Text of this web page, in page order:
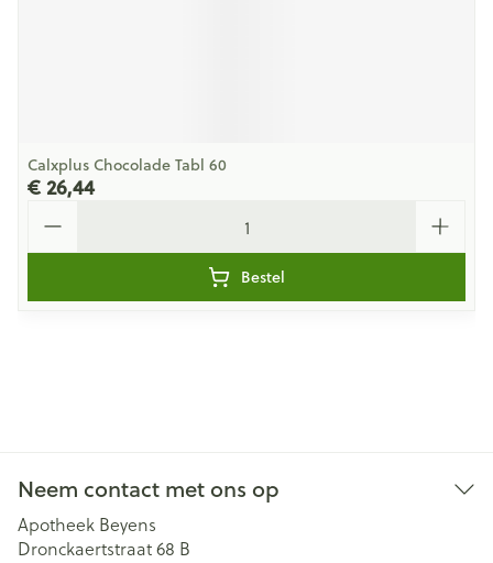
Calxplus Chocolade Tabl 60
€ 26,44
Bestel
Neem contact met ons op
Apotheek Beyens
Dronckaertstraat 68 B